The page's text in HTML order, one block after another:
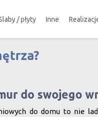
/ płyty Inne
do swojego
do domu to nie